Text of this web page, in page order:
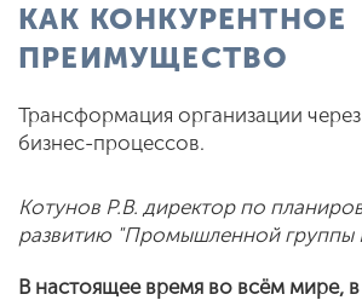
КАК КОНКУРЕНТНОЕ
ПРЕИМУЩЕСТВО
Трансформация организации
бизнес-процессов.
Котунов Р.В. директор по
развитию "Промышленной группы
В настоящее время во всём мире,